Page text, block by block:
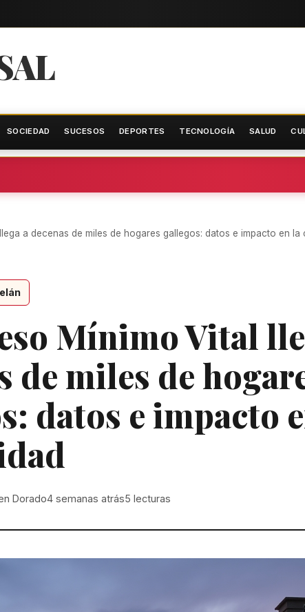
SOCIEDAD SUCESOS DEPORTES TECNOLOGÍA SALUD
a decenas de miles de hogares gallegos: datos e impacto en la
Mínimo Vital
de miles de
datos e impacto
Dorado4 semanas atrás5 lecturas